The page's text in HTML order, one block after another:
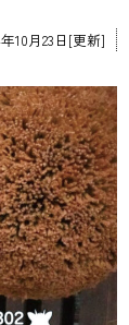
10月23日[更新]